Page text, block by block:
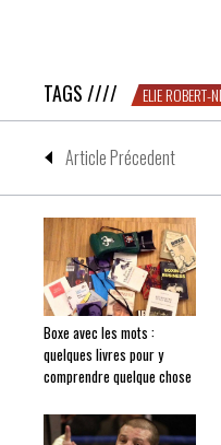
TAGS //// ELIE ROBERT-
Article Précedent
Boxe avec les mots :
quelques livres pour y
comprendre quelque chose